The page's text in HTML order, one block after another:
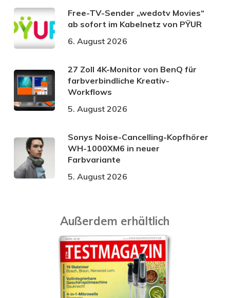
Free-TV-Sender „wedotv Movies“
ab sofort im Kabelnetz von PŸUR
6. August 2026
27 Zoll 4K-Monitor von BenQ für
farbverbindliche Kreativ-
Workflows
5. August 2026
Sonys Noise-Cancelling-Kopfhörer
WH-1000XM6 in neuer
Farbvariante
5. August 2026
Außerdem erhältlich